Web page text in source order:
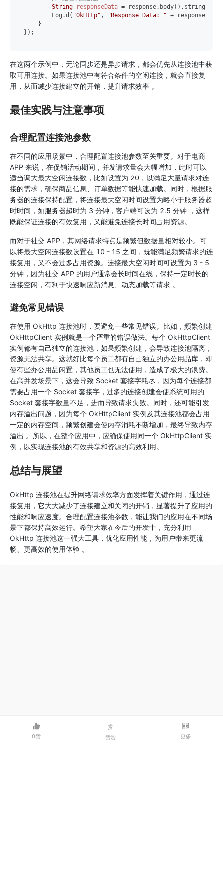
String
responseData = response.body().string();
        Log.d(
"OkHttp" , "Response Data: " +
    }
在这两个示例中，无论同步还是异步请求，都会优先从连接池中获
取可用连接。如果连接池中有符合条件的空闲连接，就会直接复
用，从而减少连接建立的开销，提升请求效率 。
最佳实践与注意事项
合理配置连接池参数
在不同的应用场景中，合理配置连接池参数至关重要。对于电商
APP 来说，在促销活动期间，并发请求量会大幅增加，此时可以
适当调大最大空闲连接数，比如设置为 20，以满足大量请求对连
接的需求，确保商品信息、订单数据等能快速加载。同时，根据服
务器的连接保持配置，将连接最大空闲时间设置为略小于服务器超
时时间，如服务器超时为 3 分钟，客户端可设为 2.5 分钟 ，这样
既能保证连接的有效复用，又能避免连接长时间占用资源。
而对于社交 APP，其网络请求特点是频繁但数据量相对较小。可
以将最大空闲连接数设置在 10 - 15 之间，既能满足频繁请求的连
接复用，又不会过多占用资源。连接最大空闲时间可设置为 3 - 5
分钟，因为社交 APP 的用户通常会长时间在线，保持一定时长的
连接空闲，有利于快速响应新消息、动态加载等请求 。
避免常见错误
在使用 OkHttp 连接池时，要避免一些常见错误。比如，频繁创建
OkHttpClient 实例就是一个严重的错误做法。每个 OkHttpClient
实例都有自己独立的连接池，如果频繁创建，会导致连接池隔离，
资源无法共享。这就好比每个员工都有自己独立的办公用品库，即
使有些办公用品闲置，其他员工也无法使用，造成了极大的浪费。
在高并发场景下，这会导致 Socket 套接字耗尽，因为每个连接都
需要占用一个 Socket 套接字，过多的连接创建会使系统可用的
Socket 套接字数量不足，进而导致请求失败。同时，还可能引发
内存溢出问题，因为每个 OkHttpClient 实例及其连接池都会占用
一定的内存空间，频繁创建会使内存消耗不断增加，最终导致内存
溢出 。所以，在整个应用中，应确保使用同一个 OkHttpClient 实
例，以实现连接池的有效共享和资源的高效利用。
总结与展望
OkHttp 连接池在提升网络请求效率方面发挥着关键作用，通过连
接复用，它大大减少了连接建立和关闭的开销，显著提升了应用的
性能和响应速度。合理配置连接池参数，能让我们的应用在不同场
景下都保持高效运行。希望大家在今后的开发中，充分利用
OkHttp 连接池这一强大工具，优化应用性能，为用户带来更流
畅、更高效的使用体验 。
0赞
赏
赞赏
更多